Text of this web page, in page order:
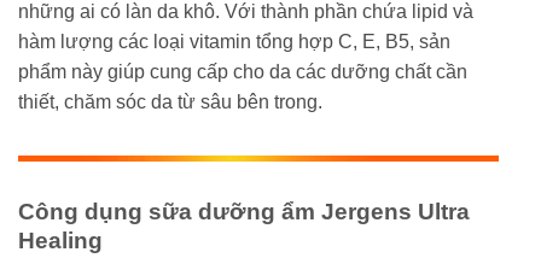
những ai có làn da khô. Với thành phần chứa lipid và
hàm lượng các loại vitamin tổng hợp C, E, B5, sản
phẩm này giúp cung cấp cho da các dưỡng chất cần
thiết, chăm sóc da từ sâu bên trong.
Công dụng sữa dưỡng ẩm Jergens Ultra
Healing